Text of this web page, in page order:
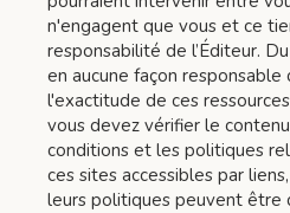
n'engagent que vous et ce
responsabilité de l’Éditeur.
en aucune façon
l'exactitude de ces
vous devez vérifier le
conditions et les politiques
ces sites accessibles par
leurs politiques peuvent être